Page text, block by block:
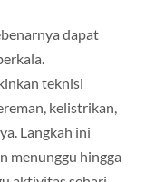
dapat
teknisi
kelistrikan,
Langkah ini
menunggu hingga